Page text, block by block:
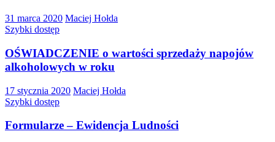
31 marca 2020 Maciej Hołda
Szybki dostęp
OŚWIADCZENIE o wartości sprzedaży napojów
alkoholowych w roku
17 stycznia 2020 Maciej Hołda
Szybki dostęp
Formularze – Ewidencja Ludności